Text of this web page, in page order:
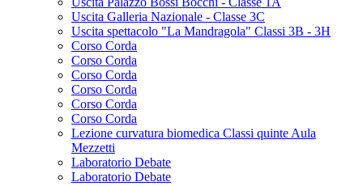
Uscita Galleria Nazionale - Classe 3C
Uscita spettacolo "La Mandragola" Classi 3B - 3H
Corso Corda
Corso Corda
Corso Corda
Corso Corda
Corso Corda
Corso Corda
Lezione curvatura biomedica Classi quinte Aula
Mezzetti
Laboratorio Debate
Laboratorio Debate